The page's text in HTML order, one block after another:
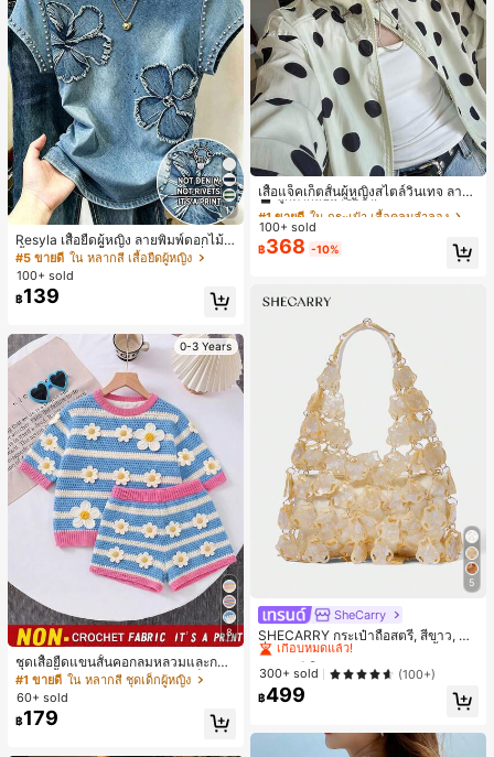
17
Resyla เสื้อยืดผู้หญิง ลายพิมพ์ดอกไม้สี
น้ำเงินวินเทจ เสื้อสำหรับออกไปเที่ยวฤ
ดูร้อน ดีไซน์กราฟิก สบายๆ อเนกประสง
ค์ สวมใส่ประจำวัน กลางแจ้ง ช้อปปิ้ง ท่
องเที่ยวกลางแจ้ง
#5 ขายดี ใน หลากสี เสื้อยืดผู้หญิง
100+ sold
฿139
0-3 Years
8
ชุดเสื้อยืดแขนสั้นคอกลมหลวมและกาง
เกงขาสั้นไบค์เกอร์รัดรูปสำหรับเด็กผู้ห
ญิง สไตล์มินิมอล เหมาะสำหรับฤดูใบไ
ม้ผลิและฤดูร้อน
#1 ขายดี ใน หลากสี ชุดเด็กผู้หญิง
60+ sold
฿179
เสื้อแจ็คเก็ตสั้นผู้หญิงสไตล์วินเทจ ลายจุ
ดขนาดใหญ่ คอตั้ง เอวเข้ารูป แขนพอง
ทรงหลวม แฟชั่นอเนกประสงค์ สำหรับใ
ส่ประจำวันและไปเที่ยวพักผ่อน
#1 ขายดี
ใน กระเป๋า เสื้อคลุมลำลอง
ลูกค้ากลับมาซื้อซ้ำ!
#1 ขายดี ใน กระเป๋า เสื้อคลุมลำลอง
ลูกค้ากลับมาซื้อซ้ำ!
#1 ขายดี ใน กระเป๋า เสื้อคลุมลำลอง
ลูกค้ากลับมาซื้อซ้ำ!
#1 ขายดี ใน กระเป๋า เสื้อคลุมลำลอง
100+ sold
฿368 -10%
5
SheCarry
SHECARRY กระเป๋าถือสตรี, สีขาว, แฟ
ชั่น, สง่างาม, วันหยุด, งานปาร์ตี้
#1 ขายดี
เกือบหมดแล้ว!
#1 ขายดี
เกือบหมดแล้ว!
#1 ขายดี
เกือบหมดแล้ว!
#1 ขายดี
ใน บรรยากาศฤดูร้อน กระเป๋าหูหิ้วด้านบนผู้หญิง
300+ sold (100+)
฿499